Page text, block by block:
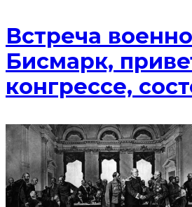
Встреча
Бисмарк,
конгрессе,